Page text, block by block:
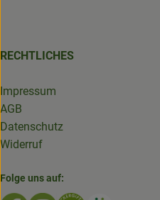
RECHTLICHES
Impressum
AGB
Datenschutz
Widerruf
Folge uns auf: